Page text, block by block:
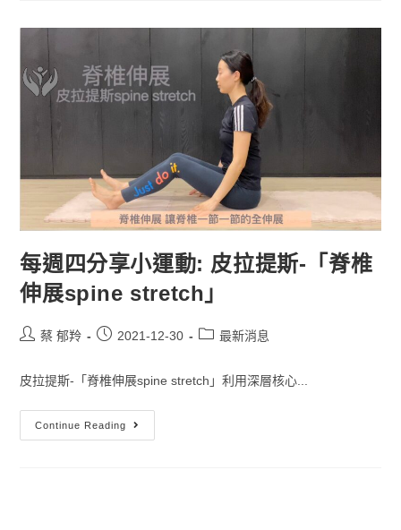
每週四分享小運動: 皮拉提斯-「脊椎
伸展spine stretch」
蔡 郁羚 2021-12-30 最新消息
皮拉提斯-「脊椎伸展spine stretch」利用深層核心...
Continue Reading